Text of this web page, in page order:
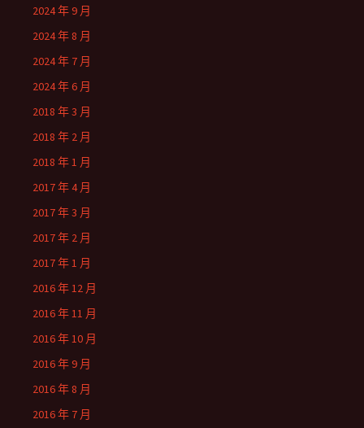
2024 年 9 月
2024 年 8 月
2024 年 7 月
2024 年 6 月
2018 年 3 月
2018 年 2 月
2018 年 1 月
2017 年 4 月
2017 年 3 月
2017 年 2 月
2017 年 1 月
2016 年 12 月
2016 年 11 月
2016 年 10 月
2016 年 9 月
2016 年 8 月
2016 年 7 月